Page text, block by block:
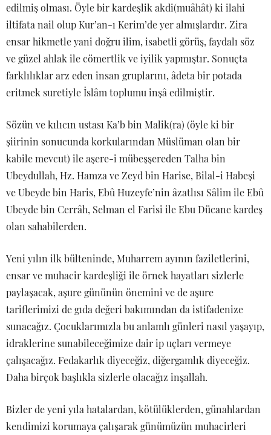
edilmiş olması. Öyle bir kardeşlik akdi(muâhât) ki ilahi
iltifata nail olup Kur’an-ı Kerim’de yer almışlardır. Zira
ensar hikmetle yani doğru ilim, isabetli görüş, faydalı söz
ve güzel ahlak ile cömertlik ve iyilik yapmıştır. Sonuçta
farklılıklar arz eden insan gruplarını, âdeta bir potada
eritmek suretiyle İslâm toplumu inşâ edilmiştir.
Sözün ve kılıcın ustası Ka’b bin Malik(ra) (öyle ki bir
şiirinin sonucunda korkularından Müslüman olan bir
kabile mevcut) ile aşere-i mübeşşereden Talha bin
Ubeydullah, Hz. Hamza ve Zeyd bin Harise, Bilal-i Habeşi
ve Ubeyde bin Haris, Ebû Huzeyfe’nin âzatlısı Sâlim ile Ebû
Ubeyde bin Cerrâh, Selman el Farisi ile Ebu Dücane kardeş
olan sahabilerden.
Yeni yılın ilk bülteninde, Muharrem ayının faziletlerini,
ensar ve muhacir kardeşliği ile örnek hayatları sizlerle
paylaşacak, aşure gününün önemini ve de aşure
tariflerimizi de gıda değeri bakımından da istifadenize
sunacağız. Çocuklarımızla bu anlamlı günleri nasıl yaşayıp,
idraklerine sunabileceğimize dair ip uçları vermeye
çalışacağız. Fedakarlık diyeceğiz, diğergamlık diyeceğiz.
Daha birçok başlıkla sizlerle olacağız inşallah.
Bizler de yeni yıla hatalardan, kötülüklerden, günahlardan
kendimizi korumaya çalışarak günümüzün muhacirleri